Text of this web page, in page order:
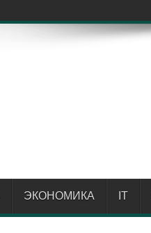
ЭКОНОМИКА IT